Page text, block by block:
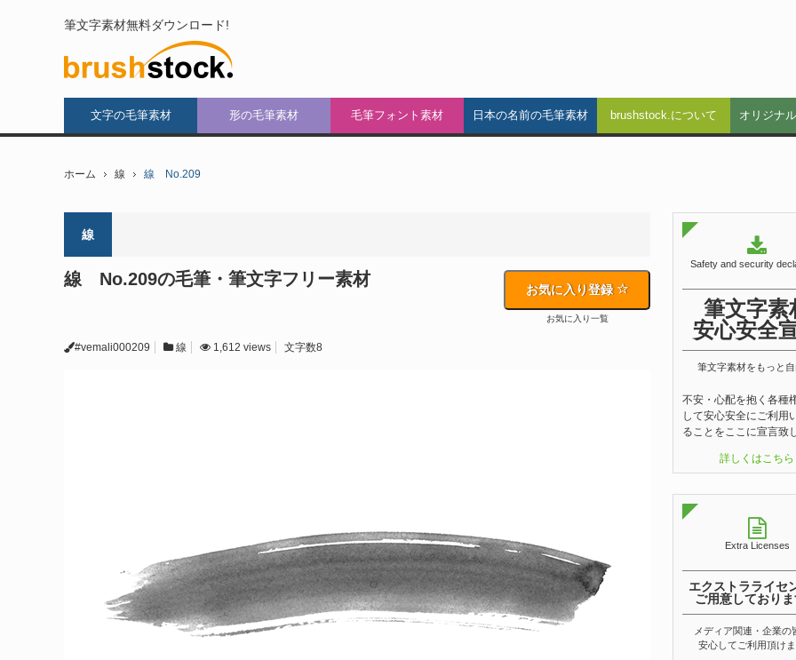
筆文字素材無料ダウンロード!
文字の毛筆素材 形の毛筆素材 毛筆フォント素材 日本の名前の毛筆素材 brushstock.について オリジナ
ホーム 線 線 No.209
線
線 No.209の毛筆・筆文字フリー素材
お気に入り登録
お気に入り一覧
#vemali000209 線 1,612 views 文字数8
Safety and security
筆文字素
安心安全
筆文字素材をもっと
不安・心配を抱く各種
して安心安全にご利用
ることをここに宣言致
詳しくはこちら
Extra Licenses
エクストラライセ
ご用意しており
メディア関連・企業の
安心してご利用頂け